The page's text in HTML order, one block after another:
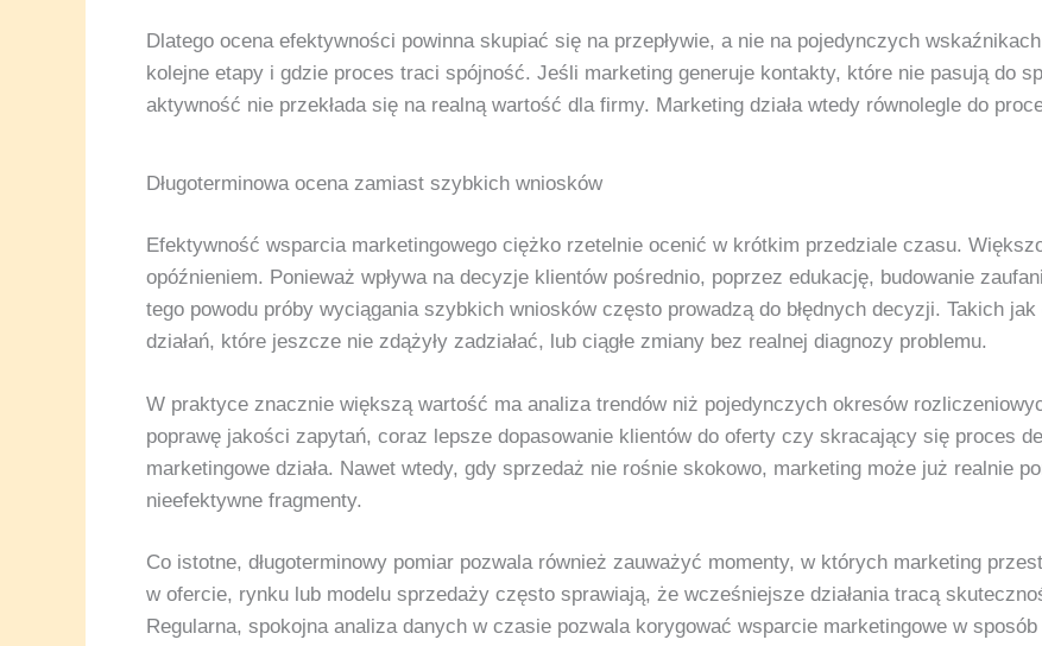
Dlatego ocena efektywności powinna skupiać się na przepływie, a nie na pojedynczych
kolejne etapy i gdzie proces traci spójność. Jeśli marketing generuje kontakty, które nie pasują do
aktywność nie przekłada się na realną wartość dla firmy. Marketing działa wtedy równolegle do
Długoterminowa ocena zamiast szybkich wniosków
Efektywność wsparcia marketingowego ciężko rzetelnie ocenić w krótkim przedziale czasu.
opóźnieniem. Ponieważ wpływa na decyzje klientów pośrednio, poprzez edukację, budowanie
tego powodu próby wyciągania szybkich wniosków często prowadzą do błędnych decyzji. Takich
działań, które jeszcze nie zdążyły zadziałać, lub ciągłe zmiany bez realnej diagnozy problemu.
W praktyce znacznie większą wartość ma analiza trendów niż pojedynczych okresów
poprawę jakości zapytań, coraz lepsze dopasowanie klientów do oferty czy skracający się proces
marketingowe działa. Nawet wtedy, gdy sprzedaż nie rośnie skokowo, marketing może już realnie
nieefektywne fragmenty.
Co istotne, długoterminowy pomiar pozwala również zauważyć momenty, w których marketing
w ofercie, rynku lub modelu sprzedaży często sprawiają, że wcześniejsze działania tracą
Regularna, spokojna analiza danych w czasie pozwala korygować wsparcie marketingowe w